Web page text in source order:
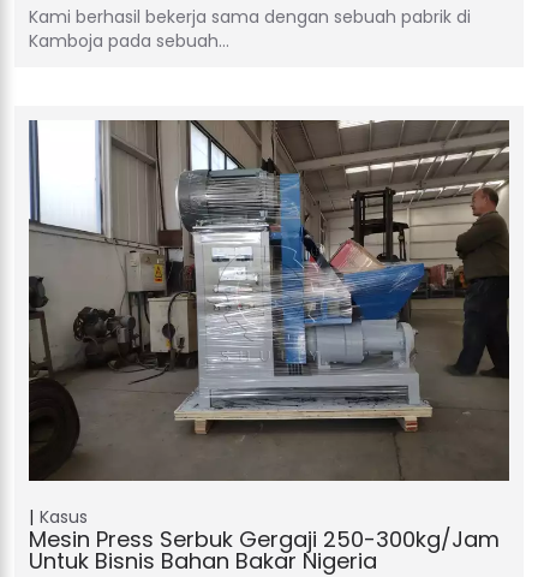
Kami berhasil bekerja sama dengan sebuah pabrik di
Kamboja pada sebuah…
Kasus
Mesin Press Serbuk Gergaji 250-300kg/jam
Untuk Bisnis Bahan Bakar Nigeria